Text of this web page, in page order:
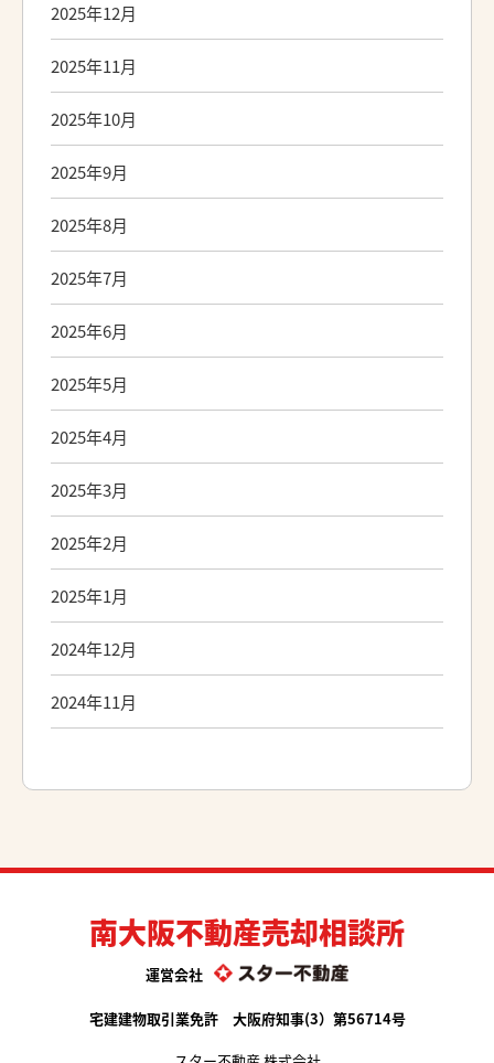
2025年12月
2025年11月
2025年10月
2025年9月
2025年8月
2025年7月
2025年6月
2025年5月
2025年4月
2025年3月
2025年2月
2025年1月
2024年12月
2024年11月
南大阪不動産売却相談所
運営会社
宅建建物取引業免許 大阪府知事(3）第56714号